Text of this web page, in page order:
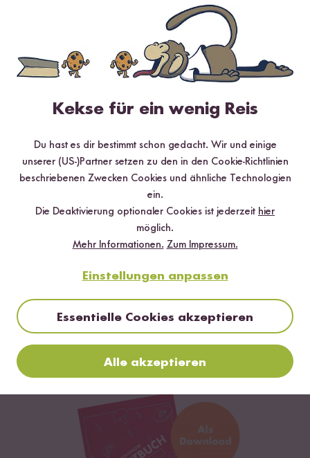
FERTIG
Digitaler Reiskocher
ab CHF 205.90
Kekse für ein wenig Reis
Du hast es dir bestimmt schon gedacht. Wir und einige
unserer (US-)Partner setzen zu den in den Cookie-Richtlinien
beschriebenen Zwecken Cookies und ähnliche Technologien
ein.
Die Deaktivierung optionaler Cookies ist jederzeit hier
möglich.
Mehr Informationen. Zum Impressum.
Einstellungen anpassen
Essentielle Cookies akzeptieren
Alle akzeptieren